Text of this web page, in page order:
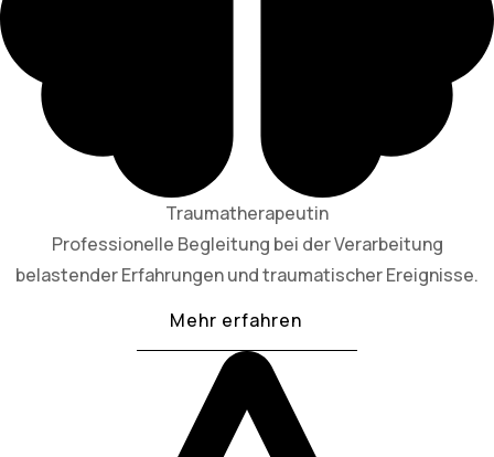
Traumatherapeutin
Professionelle Begleitung bei der Verarbeitung
belastender Erfahrungen und traumatischer Ereignisse.
Mehr erfahren